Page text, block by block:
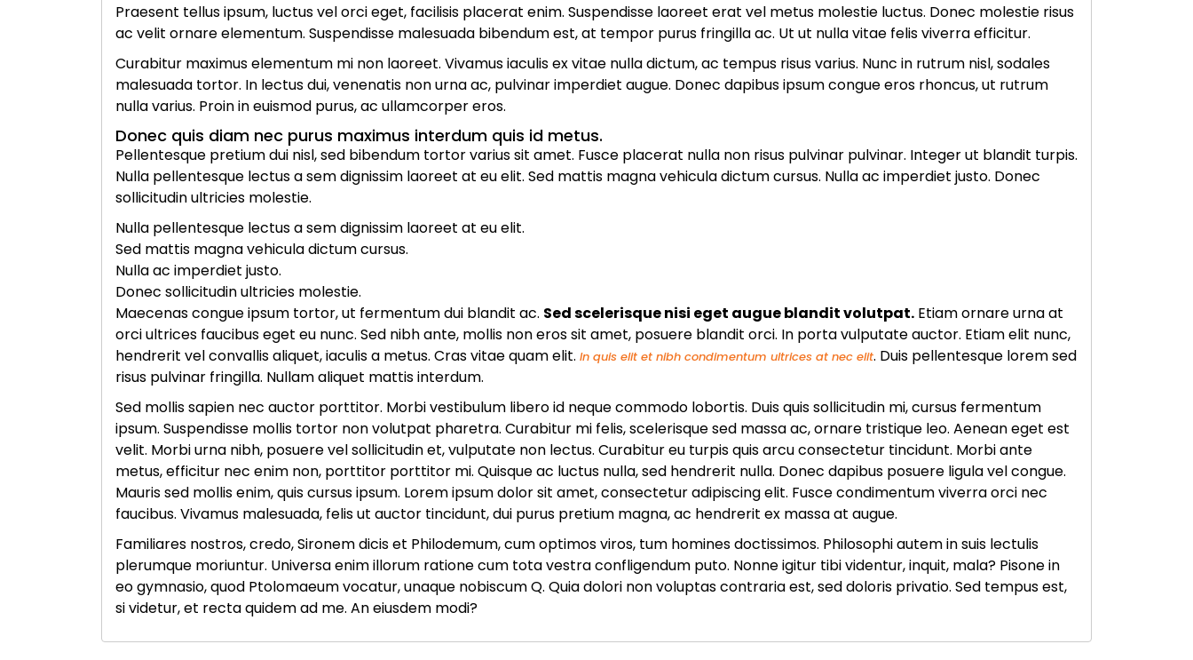
Praesent tellus ipsum, luctus vel orci eget, facilisis placerat enim. Suspendisse laoreet erat vel metus molestie luctus. Donec molestie risus
ac velit ornare elementum. Suspendisse malesuada bibendum est, at tempor purus fringilla ac. Ut ut nulla vitae felis viverra efficitur.
Curabitur maximus elementum mi non laoreet. Vivamus iaculis ex vitae nulla dictum, ac tempus risus varius. Nunc in rutrum nisl, sodales
malesuada tortor. In lectus dui, venenatis non urna ac, pulvinar imperdiet augue. Donec dapibus ipsum congue eros rhoncus, ut rutrum
nulla varius. Proin in euismod purus, ac ullamcorper eros.
Donec quis diam nec purus maximus interdum quis id metus.
Pellentesque pretium dui nisl, sed bibendum tortor varius sit amet. Fusce placerat nulla non risus pulvinar pulvinar. Integer ut blandit turpis.
Nulla pellentesque lectus a sem dignissim laoreet at eu elit. Sed mattis magna vehicula dictum cursus. Nulla ac imperdiet justo. Donec
sollicitudin ultricies molestie.
Nulla pellentesque lectus a sem dignissim laoreet at eu elit.
Sed mattis magna vehicula dictum cursus.
Nulla ac imperdiet justo.
Donec sollicitudin ultricies molestie.
Maecenas congue ipsum tortor, ut fermentum dui blandit ac. Sed scelerisque nisi eget augue blandit volutpat. Etiam ornare urna at
orci ultrices faucibus eget eu nunc. Sed nibh ante, mollis non eros sit amet, posuere blandit orci. In porta vulputate auctor. Etiam elit nunc,
hendrerit vel convallis aliquet, iaculis a metus. Cras vitae quam elit. In quis elit et nibh condimentum ultrices at nec elit. Duis pellentesque lorem sed
risus pulvinar fringilla. Nullam aliquet mattis interdum.
Sed mollis sapien nec auctor porttitor. Morbi vestibulum libero id neque commodo lobortis. Duis quis sollicitudin mi, cursus fermentum
ipsum. Suspendisse mollis tortor non volutpat pharetra. Curabitur mi felis, scelerisque sed massa ac, ornare tristique leo. Aenean eget est
velit. Morbi urna nibh, posuere vel sollicitudin et, vulputate non lectus. Curabitur eu turpis quis arcu consectetur tincidunt. Morbi ante
metus, efficitur nec enim non, porttitor porttitor mi. Quisque ac luctus nulla, sed hendrerit nulla. Donec dapibus posuere ligula vel congue.
Mauris sed mollis enim, quis cursus ipsum. Lorem ipsum dolor sit amet, consectetur adipiscing elit. Fusce condimentum viverra orci nec
faucibus. Vivamus malesuada, felis ut auctor tincidunt, dui purus pretium magna, ac hendrerit ex massa at augue.
Familiares nostros, credo, Sironem dicis et Philodemum, cum optimos viros, tum homines doctissimos. Philosophi autem in suis lectulis
plerumque moriuntur. Universa enim illorum ratione cum tota vestra confligendum puto. Nonne igitur tibi videntur, inquit, mala? Pisone in
eo gymnasio, quod Ptolomaeum vocatur, unaque nobiscum Q. Quia dolori non voluptas contraria est, sed doloris privatio. Sed tempus est,
si videtur, et recta quidem ad me. An eiusdem modi?